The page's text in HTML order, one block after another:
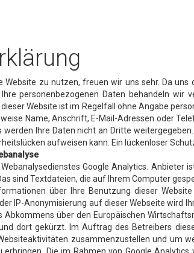
Website zu nutzen, freuen wir uns sehr. Da
personenbezogenen Daten behandeln
Website ist im Regelfall ohne Angabe
Name, Anschrift, E-Mail-Adressen oder
Ihre Daten nicht an Dritte
aufweisen kann. Ein lückenloser
Google Analytics. Anbieter
sind Textdateien, die auf Ihrem Computer
über Ihre Benutzung dieser
IP-Anonymisierung auf dieser Webseite wird
über den Europäischen
dort gekürzt. Im Auftrag des Betreibers
zusammenzustellen und um